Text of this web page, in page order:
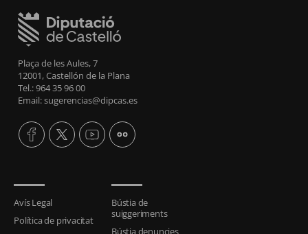
Plaça de les Aules, 7
12001, Castellón de la Plana
Tel.: 964 35 96 00
Email: sugerencias@dipcas.es
Avís Legal
Política de privacitat
Bústia de
suiggeriments
Bústia denuncies